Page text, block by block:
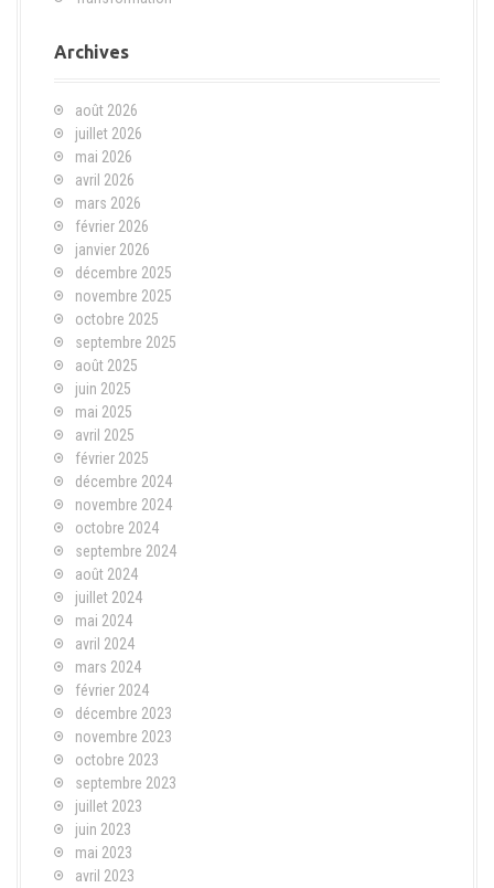
Archives
août 2026
juillet 2026
mai 2026
avril 2026
mars 2026
février 2026
janvier 2026
décembre 2025
novembre 2025
octobre 2025
septembre 2025
août 2025
juin 2025
mai 2025
avril 2025
février 2025
décembre 2024
novembre 2024
octobre 2024
septembre 2024
août 2024
juillet 2024
mai 2024
avril 2024
mars 2024
février 2024
décembre 2023
novembre 2023
octobre 2023
septembre 2023
juillet 2023
juin 2023
mai 2023
avril 2023